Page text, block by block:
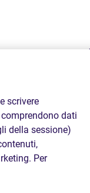
scrivere
dati
della sessione)
Per